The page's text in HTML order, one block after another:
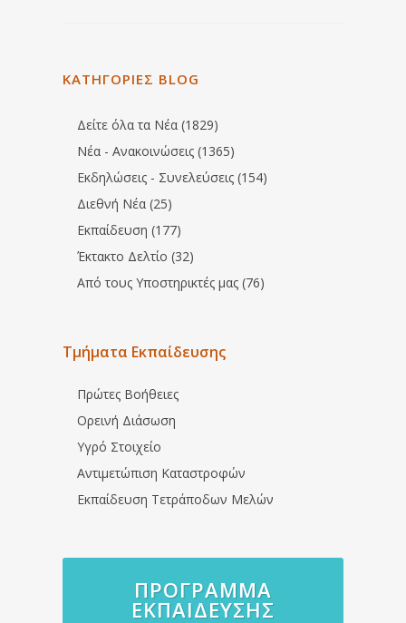
ΚΑΤΗΓΟΡΙΕΣ BLOG
Δείτε όλα τα Νέα (1829)
Νέα - Ανακοινώσεις (1365)
Εκδηλώσεις - Συνελεύσεις (154)
Διεθνή Νέα (25)
Εκπαίδευση (177)
Έκτακτο Δελτίο (32)
Από τους Υποστηρικτές μας (76)
Τμήματα Εκπαίδευσης
Πρώτες Βοήθειες
Ορεινή Διάσωση
Υγρό Στοιχείο
Αντιμετώπιση Καταστροφών
Εκπαίδευση Τετράποδων Μελών
ΠΡΌΓΡΑΜΜΑ
ΕΚΠΑΊΔΕΥΣΗΣ